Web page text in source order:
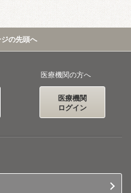
の先頭へ
医療機関の方へ
医療機関
ログイン